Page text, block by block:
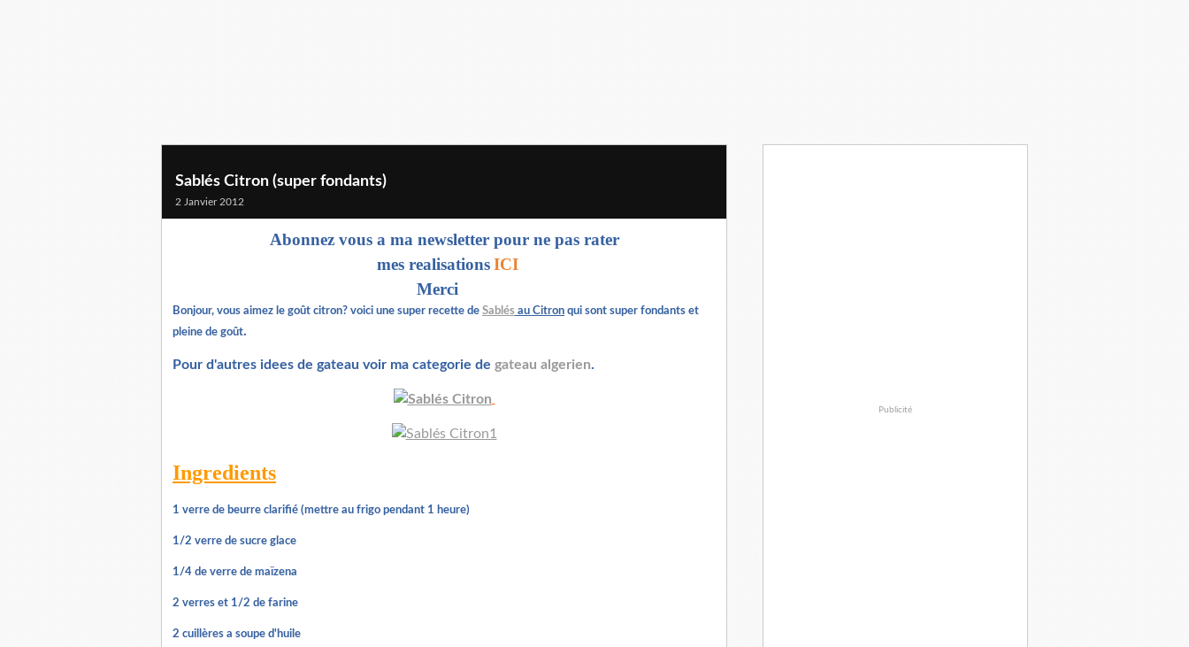
Sablés Citron (super fondants)
2 Janvier 2012
Abonnez vous a ma newsletter pour ne pas rater
mes realisationsICI
Merci
Bonjour, vous aimez le goût citron? voici une super recette de Sablés au Citron qui sont super fondants et
pleine de goût.
Pour d'autres idees de gateau voir ma categorie de gateau algerien.
Ingredients
1 verre de beurre clarifié (mettre au frigo pendant 1 heure)
1/2 verre de sucre glace
1/4 de verre de maïzena
2 verres et 1/2 de farine
2 cuillères a soupe d'huile
Publicité